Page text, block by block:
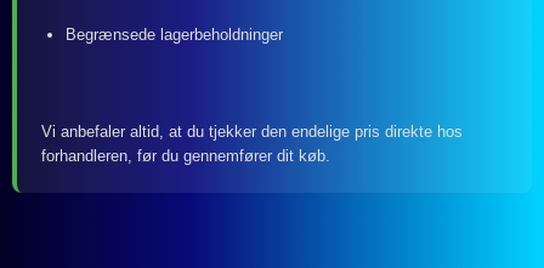
Begrænsede lagerbeholdninger
Vi anbefaler altid, at du tjekker den endelige pris direkte hos
forhandleren, før du gennemfører dit køb.